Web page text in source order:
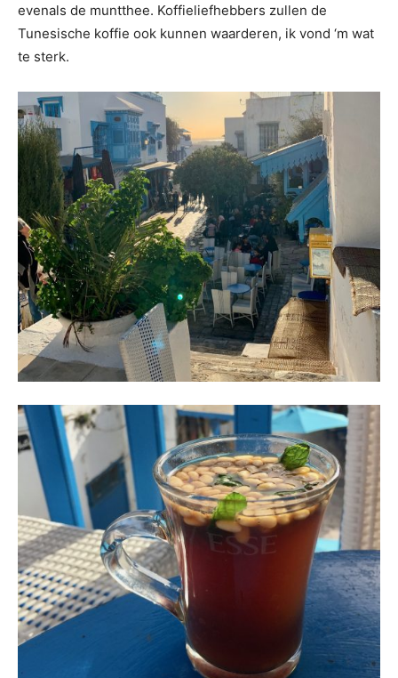
evenals de muntthee. Koffieliefhebbers zullen de
Tunesische koffie ook kunnen waarderen, ik vond ‘m wat
te sterk.